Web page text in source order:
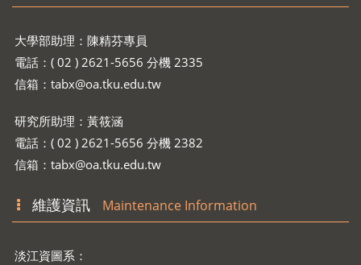
大學部助理：陳精芬專員
電話：( 02 ) 2621-5656 分機 2335
信箱： tabx@oa.tku.edu.tw
研究所助理：黃筱涵
電話：( 02 ) 2621-5656 分機 2382
信箱： tabx@oa.tku.edu.tw
維護資訊 Maintenance Information
淡江資圖系：